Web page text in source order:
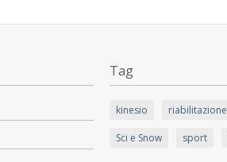
Tag
kinesio riabilitazione
Sci e Snow sport